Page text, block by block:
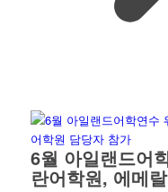
6월 아일랜드어
란어학원, 에메